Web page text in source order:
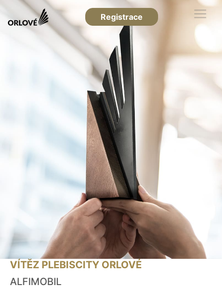
Registrace
VÍTĚZ PLEBISCITY ORLOVÉ
ALFIMOBIL